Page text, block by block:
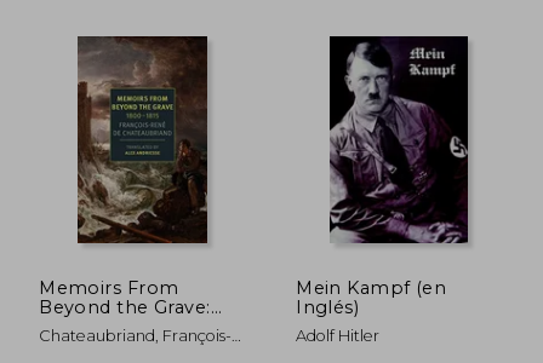
₡ 13.250
Memoirs From
Beyond the Grave:
1800-1815 (en Inglés)
Chateaubriand, François-
Mein Kampf (en
Inglés)
Adolf Hitler